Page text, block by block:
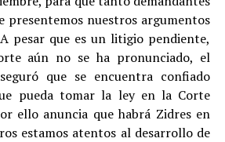
presentemos nuestros argumentos
pesar que es un litigio pendiente,
aún no se ha pronunciado, el
que se encuentra confiado
pueda tomar la ley en la Corte
ello anuncia que habrá Zidres en
estamos atentos al desarrollo de